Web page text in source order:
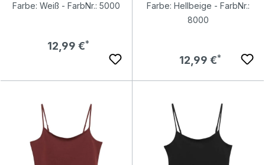
Farbe: Weiß - FarbNr.: 5000
Regulärer Preis:
12,99 €
Farbe: Hellbeige - FarbNr.:
8000
Regulärer Preis:
12,99 €